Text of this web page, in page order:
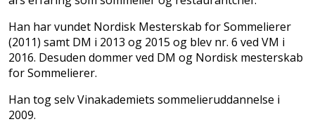
Han har vundet Nordisk Mesterskab for Sommelierer
(2011) samt DM i 2013 og 2015 og blev nr. 6 ved VM i
2016. Desuden dommer ved DM og Nordisk mesterskab
for Sommelierer.
Han tog selv Vinakademiets sommelieruddannelse i
2009.